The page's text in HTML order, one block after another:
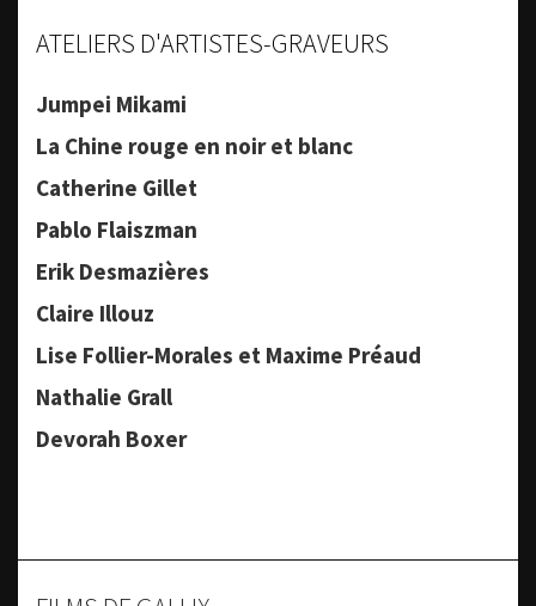
ATELIERS D'ARTISTES-GRAVEURS
Jumpei Mikami
La Chine rouge en noir et blanc
Catherine Gillet
Pablo Flaiszman
Erik Desmazières
Claire Illouz
Lise Follier-Morales et Maxime Préaud
Nathalie Grall
Devorah Boxer